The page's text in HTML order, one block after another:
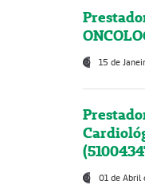
15 de
01 de Abril